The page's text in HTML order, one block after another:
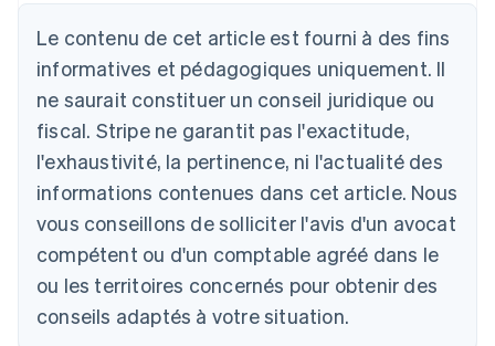
Le contenu de cet article est fourni à des fins
informatives et pédagogiques uniquement. Il
ne saurait constituer un conseil juridique ou
fiscal. Stripe ne garantit pas l'exactitude,
l'exhaustivité, la pertinence, ni l'actualité des
informations contenues dans cet article. Nous
vous conseillons de solliciter l'avis d'un avocat
compétent ou d'un comptable agréé dans le
ou les territoires concernés pour obtenir des
conseils adaptés à votre situation.
Autriche
DeutschEnglish
Belgique
Nederlands FrançaisDeutsch English
Brésil
PortuguêsEnglish
English
Canada
English Français
Chine continentale
简体中文English
Chypre